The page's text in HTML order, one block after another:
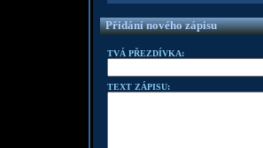
Přidání nového zápisu
TVÁ PŘEZDÍVKA:
TEXT ZÁPISU: